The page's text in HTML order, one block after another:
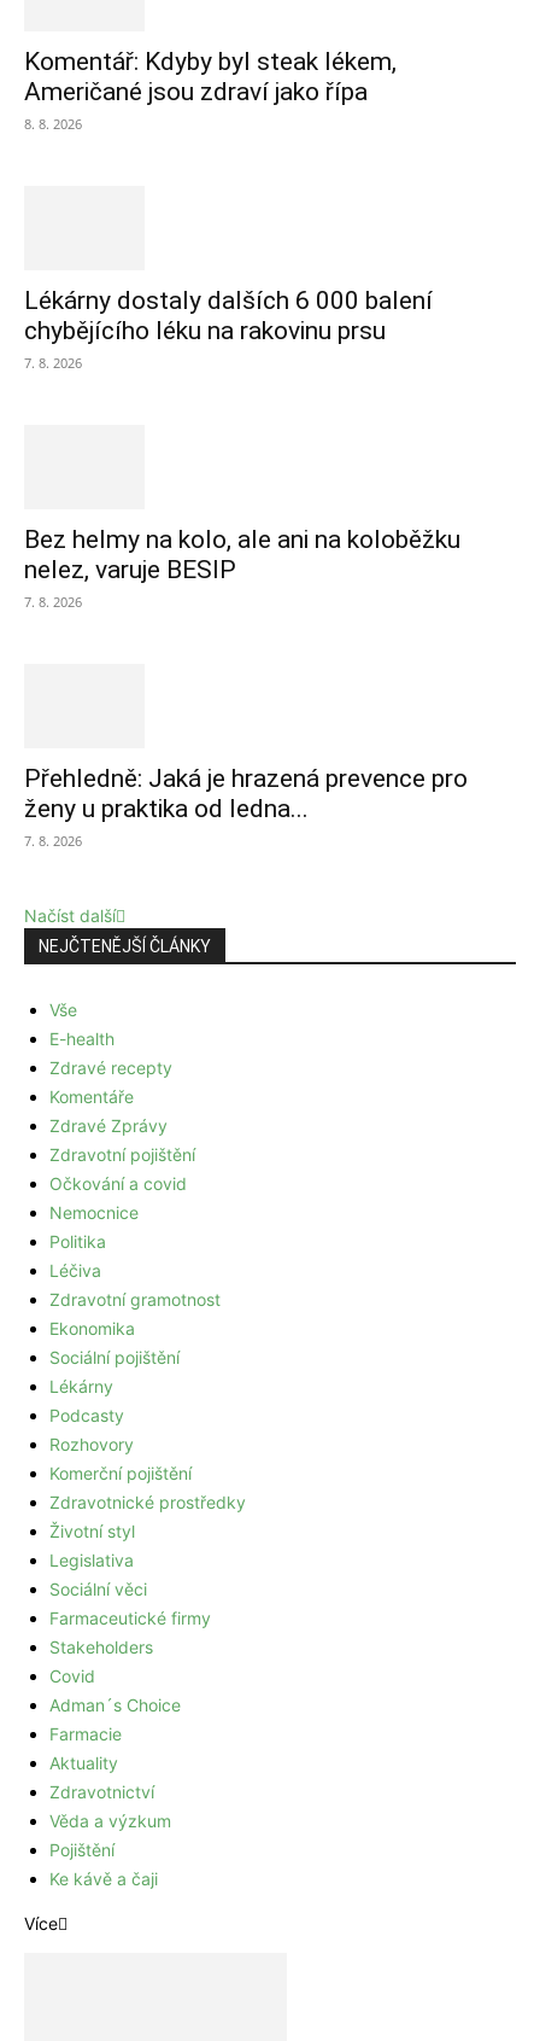
Komentář: Kdyby byl steak lékem,
Američané jsou zdraví jako řípa
8. 8. 2026
Lékárny dostaly dalších 6 000 balení
chybějícího léku na rakovinu prsu
7. 8. 2026
Bez helmy na kolo, ale ani na koloběžku
nelez, varuje BESIP
7. 8. 2026
Přehledně: Jaká je hrazená prevence pro
ženy u praktika od ledna...
7. 8. 2026
Načíst další
NEJČTENĚJŠÍ ČLÁNKY
Vše
E-health
Zdravé recepty
Komentáře
Zdravé Zprávy
Zdravotní pojištění
Očkování a covid
Nemocnice
Politika
Léčiva
Zdravotní gramotnost
Ekonomika
Sociální pojištění
Lékárny
Podcasty
Rozhovory
Komerční pojištění
Zdravotnické prostředky
Životní styl
Legislativa
Sociální věci
Farmaceutické firmy
Stakeholders
Covid
Adman´s Choice
Farmacie
Aktuality
Zdravotnictví
Věda a výzkum
Pojištění
Ke kávě a čaji
Více